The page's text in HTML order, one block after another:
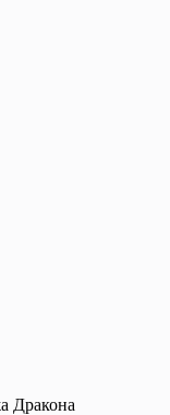
Дракона